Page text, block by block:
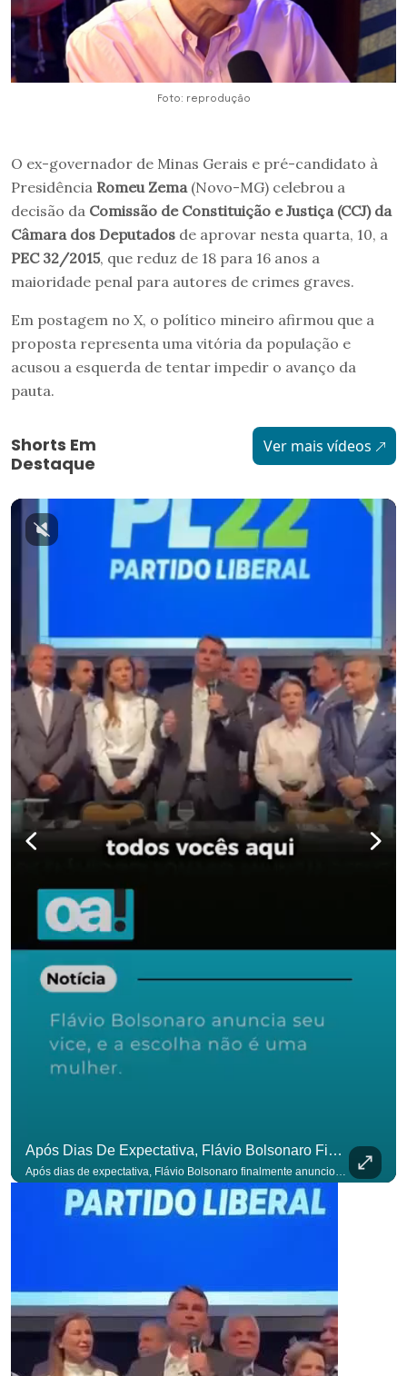
Foto: reprodução
O ex-governador de Minas Gerais e pré-candidato à
Presidência Romeu Zema (Novo-MG) celebrou a
decisão da Comissão de Constituição e Justiça (CCJ) da
Câmara dos Deputados de aprovar nesta quarta, 10, a
PEC 32/2015, que reduz de 18 para 16 anos a
maioridade penal para autores de crimes graves.
Em postagem no X, o político mineiro afirmou que a
proposta representa uma vitória da população e
acusou a esquerda de tentar impedir o avanço da
pauta.
Shorts Em
Destaque
Ver mais vídeos
Após Dias De Expectativa, Flávio Bolsonaro Finalmente Anunciou Seu Vice. #OAntagonista
Após dias de expectativa, Flávio Bolsonaro finalmente anunciou seu vice. #OAntagonista Se você busca informação com credibilidade, inscreva-se agora e ative o